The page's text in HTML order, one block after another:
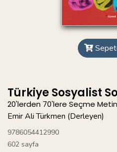
Türkiye Sosyalist
20'lerden 70'lere Seçme
Emir Ali Türkmen (Derleyen)
9786054412990
602 sayfa